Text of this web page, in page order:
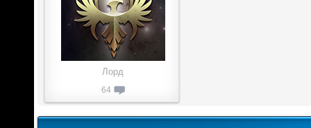
Лорд
64